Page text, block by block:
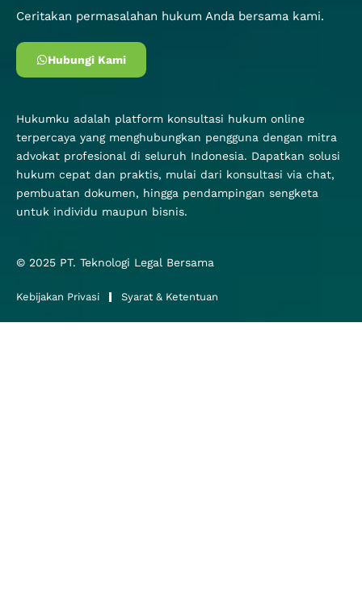
Ceritakan permasalahan hukum Anda bersama kami.
Hubungi Kami
Hukumku adalah platform konsultasi hukum online
terpercaya yang menghubungkan pengguna dengan mitra
advokat profesional di seluruh Indonesia. Dapatkan solusi
hukum cepat dan praktis, mulai dari konsultasi via chat,
pembuatan dokumen, hingga pendampingan sengketa
untuk individu maupun bisnis.
© 2025 PT. Teknologi Legal Bersama
Kebijakan Privasi Syarat & Ketentuan